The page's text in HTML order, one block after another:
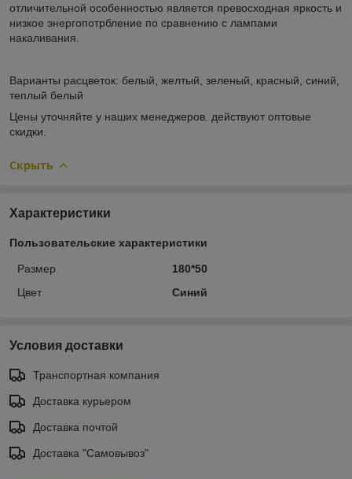
отличительной особенностью является превосходная яркость и
низкое энергопотрбление по сравнению с лампами
накаливания.
Варианты расцветок: белый, желтый, зеленый, красный, синий,
теплый белый
Цены уточняйте у наших менеджеров. действуют оптовые
скидки.
Скрыть
Характеристики
Пользовательские характеристики
Размер
180*50
Цвет
Синий
Условия доставки
Транспортная компания
Доставка курьером
Доставка почтой
Доставка "Самовывоз"